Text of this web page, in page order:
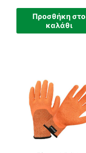
Προσθήκη στο
καλάθι